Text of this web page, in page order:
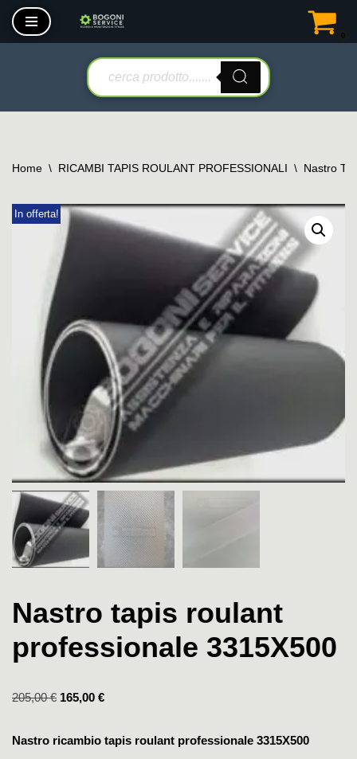
Vai
Home \ RICAMBI TAPIS ROULANT PROFESSIONALI \ Nastro
In offerta!
Nastro tapis roulant
professionale 3315X500
205,00€ 165,00 €
Nastro ricambio tapis roulant professionale 3315X500